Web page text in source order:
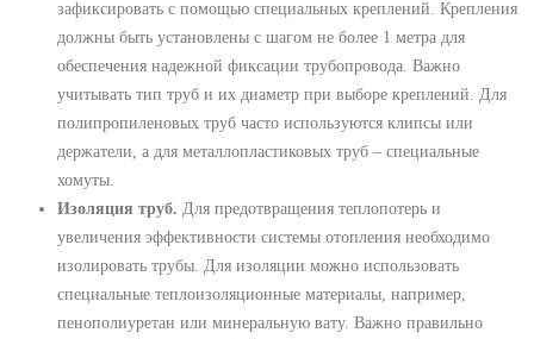
зафиксировать с помощью специальных креплений. Крепления
должны быть установлены с шагом не более 1 метра для
обеспечения надежной фиксации трубопровода. Важно
учитывать тип труб и их диаметр при выборе креплений. Для
полипропиленовых труб часто используются клипсы или
держатели, а для металлопластиковых труб – специальные
хомуты.
Изоляция труб. Для предотвращения теплопотерь и
увеличения эффективности системы отопления необходимо
изолировать трубы. Для изоляции можно использовать
специальные теплоизоляционные материалы, например,
пенополиуретан или минеральную вату. Важно правильно